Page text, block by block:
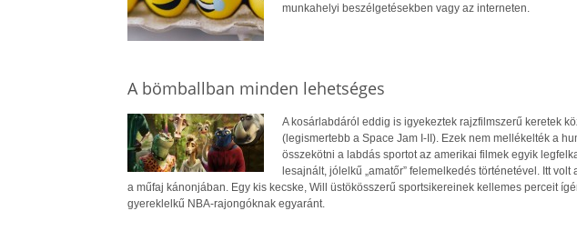
munkahelyi beszélgetésekben vagy az interneten.
A bömballban minden lehetséges
A kosárlabdáról eddig is igyekeztek rajzfilmszerű keretek
(legismertebb a Space Jam I-II). Ezek nem mellékelték a
összekötni a labdás sportot az amerikai filmek egyik
lesajnált, jólelkű „amatőr” felemelkedés történetével. Itt
a műfaj kánonjában. Egy kis kecske, Will üstökösszerű sportsikereinek kellemes perceit
gyereklelkű NBA-rajongóknak egyaránt.